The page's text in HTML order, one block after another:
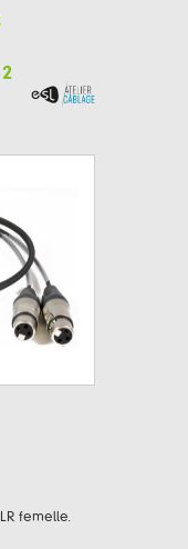
2
femelle.